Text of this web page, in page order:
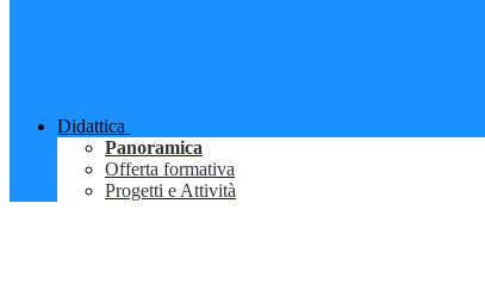
Didattica
Panoramica
Offerta formativa
Progetti e Attività